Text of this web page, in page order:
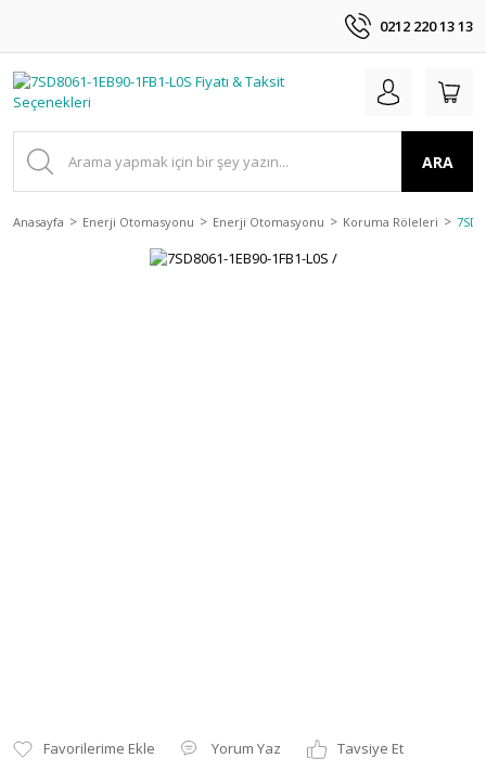
0212 220 13 13
ARA
Anasayfa Enerji Otomasyonu Enerji Otomasyonu Koruma Röleleri
Yorum Yaz
Tavsiye Et